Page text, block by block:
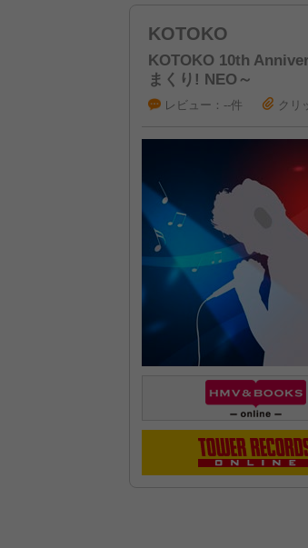
[2026/07/28] 【ライブ動員ラ
KOTOKO
KOTOKO 10th
まくり! NEO～
レビュー：--件 クリ